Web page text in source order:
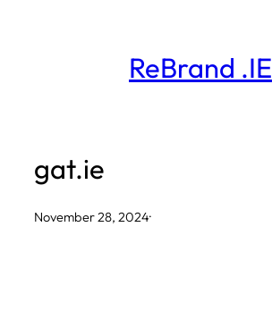
ReBrand .IE
gat.ie
November 28, 2024·